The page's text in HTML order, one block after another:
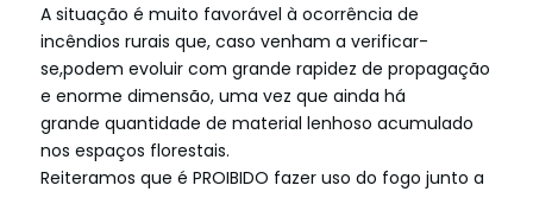
A situação é muito favorável à ocorrência de
incêndios rurais que, caso venham a verificar-
se,podem evoluir com grande rapidez de propagação
e enorme dimensão, uma vez que ainda há
grande quantidade de material lenhoso acumulado
nos espaços florestais.
Reiteramos que é PROIBIDO fazer uso do fogo junto a